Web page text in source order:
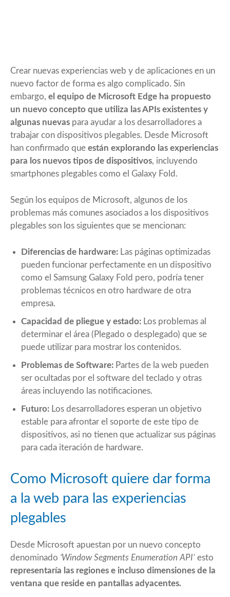
Crear nuevas experiencias web y de aplicaciones en un
nuevo factor de forma es algo complicado. Sin
embargo, el equipo de Microsoft Edge ha propuesto
un nuevo concepto que utiliza las APIs existentes y
algunas nuevas para ayudar a los desarrolladores a
trabajar con dispositivos plegables. Desde Microsoft
han confirmado que están explorando las experiencias
para los nuevos tipos de dispositivos, incluyendo
smartphones plegables como el Galaxy Fold.
Según los equipos de Microsoft, algunos de los
problemas más comunes asociados a los dispositivos
plegables son los siguientes que se mencionan:
Diferencias de hardware: Las páginas optimizadas
pueden funcionar perfectamente en un dispositivo
como el Samsung Galaxy Fold pero, podría tener
problemas técnicos en otro hardware de otra
empresa.
Capacidad de pliegue y estado: Los problemas al
determinar el área (Plegado o desplegado) que se
puede utilizar para mostrar los contenidos.
Problemas de Software: Partes de la web pueden
ser ocultadas por el software del teclado y otras
áreas incluyendo las notificaciones.
Futuro: Los desarrolladores esperan un objetivo
estable para afrontar el soporte de este tipo de
dispositivos, asi no tienen que actualizar sus páginas
para cada iteración de hardware.
Como Microsoft quiere dar forma
a la web para las experiencias
plegables
Desde Microsoft apuestan por un nuevo concepto
denominado ‘Window Segments Enumeration API’ esto
representaría las regiones e incluso dimensiones de la
ventana que reside en pantallas adyacentes.